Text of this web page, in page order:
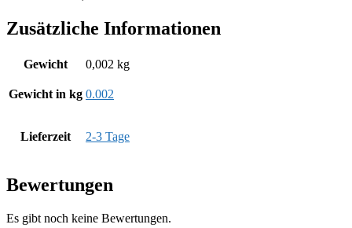
Zusätzliche Informationen
Gewicht 0,002 kg
Gewicht in kg 0.002
Lieferzeit 2-3 Tage
Bewertungen
Es gibt noch keine Bewertungen.